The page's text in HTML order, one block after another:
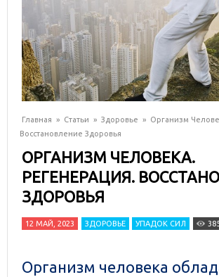
Главная » Статьи » Здоровье » Организм
Восстановление Здоровья
ОРГАНИЗМ ЧЕЛОВЕКА.
РЕГЕНЕРАЦИЯ.
ЗДОРОВЬЯ
12 МАЙ, 2023 ЗДОРОВЬЕ УПАДОК СИЛ
Организм человека